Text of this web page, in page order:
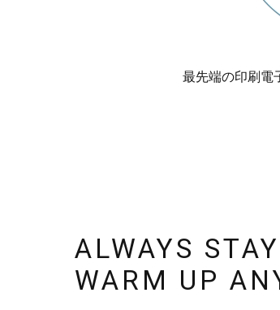
最先端の印刷電
ALWAYS
WARM UP